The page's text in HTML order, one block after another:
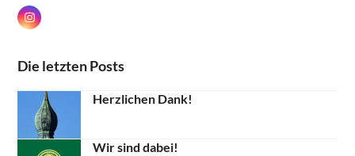
Instagram
Die letzten Posts
Herzlichen Dank!
Wir sind dabei!